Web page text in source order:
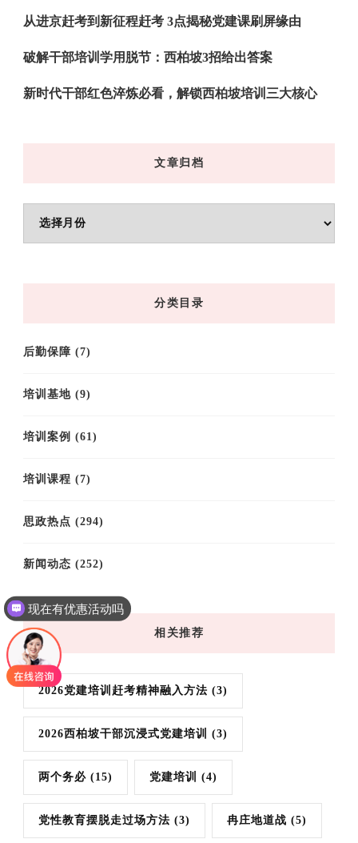
从进京赶考到新征程赶考 3点揭秘党建课刷屏缘由
破解干部培训学用脱节：西柏坡3招给出答案
新时代干部红色淬炼必看，解锁西柏坡培训三大核心
文章归档
章
分类目录
后勤保障 (7)
培训基地 (9)
培训案例 (61)
培训课程 (7)
思政热点 (294)
新闻动态 (252)
相关推荐
2026党建培训赶考精神融入方法 (3)
2026西柏坡干部沉浸式党建培训 (3)
两个务必 (15) 党建培训 (4)
党性教育摆脱走过场方法 (3) 冉庄地道战 (5)
现在有优惠活动吗